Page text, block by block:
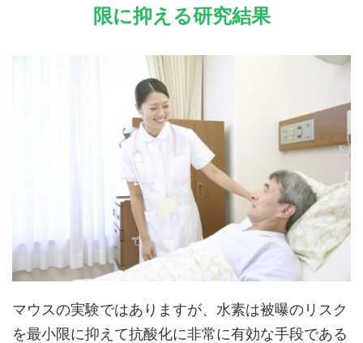
限に抑える研究結果
マウスの実験ではありますが、 水素は被曝のリスク
を最小限に抑えて抗酸化に非常に有効な手段である